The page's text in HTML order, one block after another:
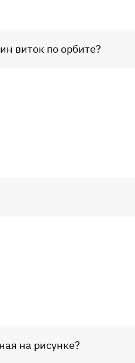
виток по орбите?
на рисунке?